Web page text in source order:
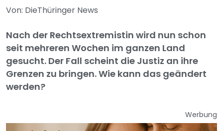
Von: DieThüringer News
Nach der Rechtsextremistin wird nun schon
seit mehreren Wochen im ganzen Land
gesucht. Der Fall scheint die Justiz an ihre
Grenzen zu bringen. Wie kann das geändert
werden?
Werbung